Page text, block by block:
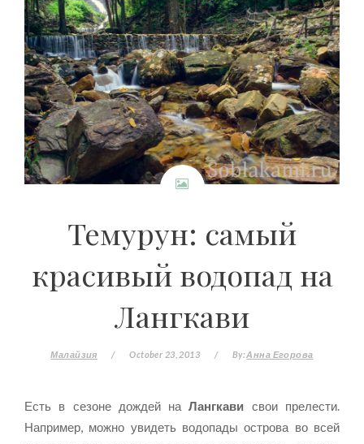
Темурун: самый
красивый водопад на
Лангкави
Малайзия / October 23, 2013 / By:Анна Егорова
Есть в сезоне дождей наЛангкави свои прелести.
Например, можно увидеть водопады острова во всей